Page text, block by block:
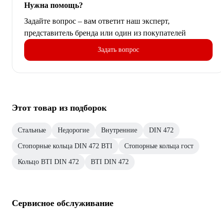
Нужна помощь?
Задайте вопрос – вам ответит наш эксперт,
представитель бренда или один из покупателей
Задать вопрос
Этот товар из подборок
Стальные Недорогие Внутренние DIN 472
Стопорные кольца DIN 472 BTI Стопорные кольца гост
Кольцо BTI DIN 472 BTI DIN 472
Сервисное обслуживание